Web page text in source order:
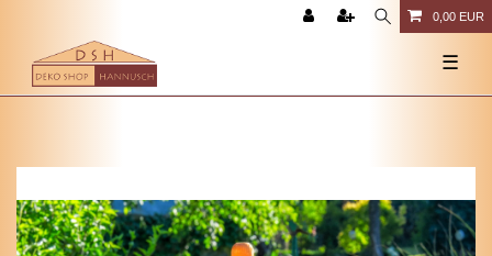
0,00 EUR
☰